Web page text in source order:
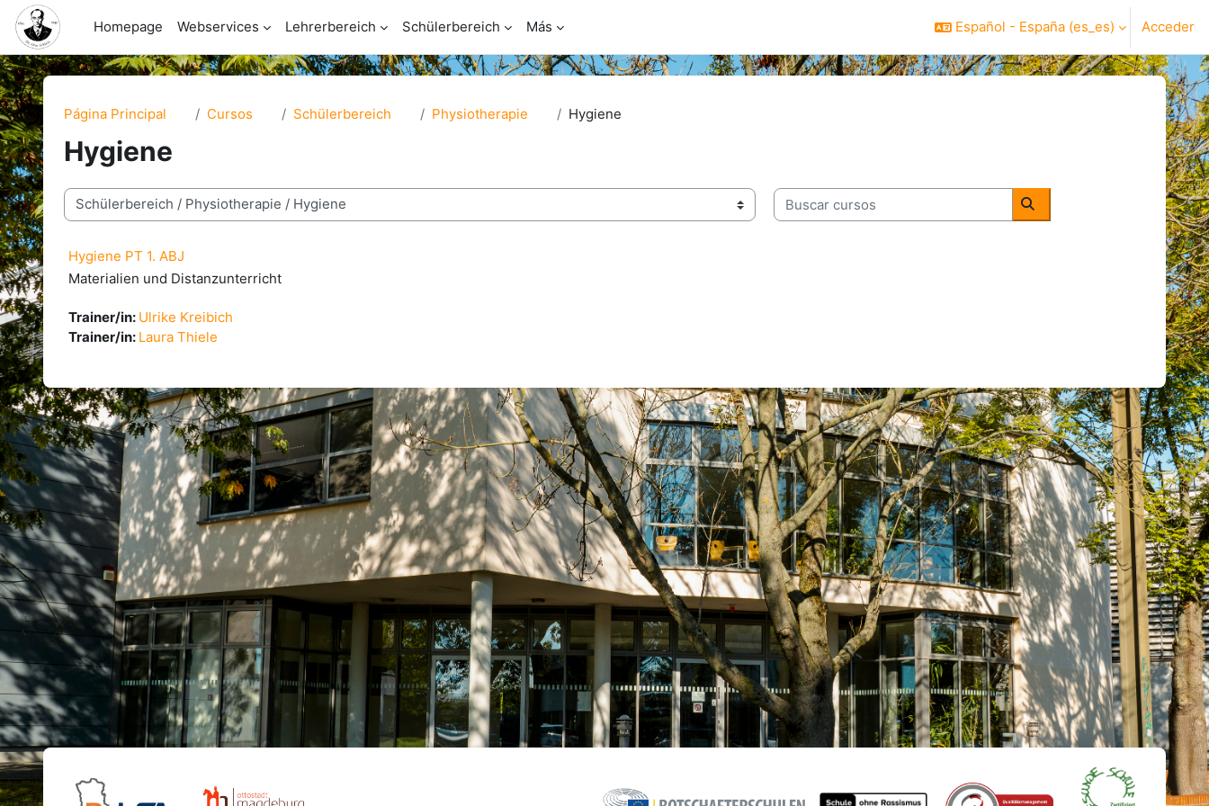
Salta al contenido principal
Homepage
Webservices Lehrerbereich Schülerbereich Más Español - España ‎(es_es)‎ Acceder
Página Principal Cursos Schülerbereich Physiotherapie Hygiene
Hygiene
Categorías
Buscar cursos
Buscar cursos
Hygiene PT 1. ABJ
Materialien und Distanzunterricht
Trainer/in: Ulrike Kreibich
Trainer/in: Laura Thiele